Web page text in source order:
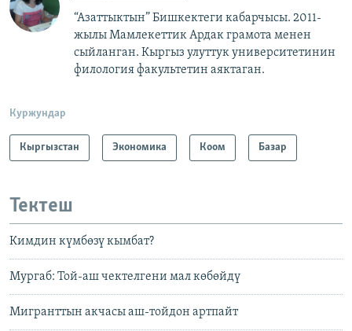
“Азаттыктын” Бишкектеги кабарчысы. 2011-
жылы Мамлекеттик Ардак грамота менен
сыйланган. Кыргыз улуттук университетинин
филология факультетин аяктаган.
Куржундар
Кыргызстан Экономика Коом Базар
Тектеш
Кимдин күмбөзү кымбат?
Мургаб: Той-аш чектелгени мал көбөйдү
Мигранттын акчасы аш-тойдон артпайт